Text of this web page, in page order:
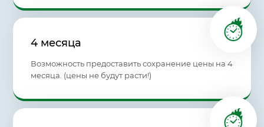
4 месяца
Возможность предоставить сохранение цены на 4
месяца. (цены не будут расти!)